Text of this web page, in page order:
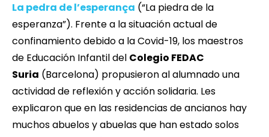
La pedra de l’esperança (“La piedra de la
esperanza”). Frente a la situación actual de
confinamiento debido a la Covid-19, los maestros
de Educación Infantil del Colegio FEDAC
Suria (Barcelona) propusieron al alumnado una
actividad de reflexión y acción solidaria. Les
explicaron que en las residencias de ancianos hay
muchos abuelos y abuelas que han estado solos